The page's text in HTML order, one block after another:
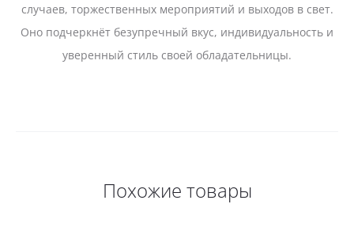
случаев, торжественных мероприятий и выходов в свет.
Оно подчеркнёт безупречный вкус, индивидуальность и
уверенный стиль своей обладательницы.
Похожие товары